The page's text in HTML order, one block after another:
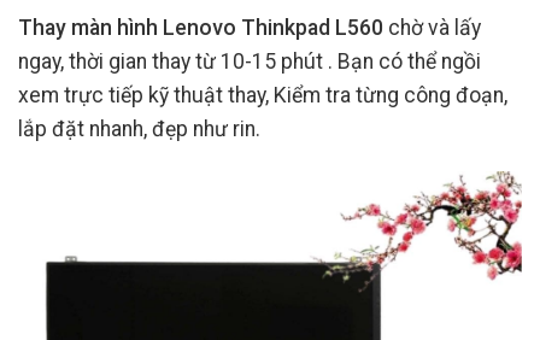
Thay màn hình Lenovo Thinkpad L560 chờ và lấy
ngay, thời gian thay từ 10-15 phút . Bạn có thể ngồi
xem trực tiếp kỹ thuật thay, Kiểm tra từng công đoạn,
lắp đặt nhanh, đẹp như rin.